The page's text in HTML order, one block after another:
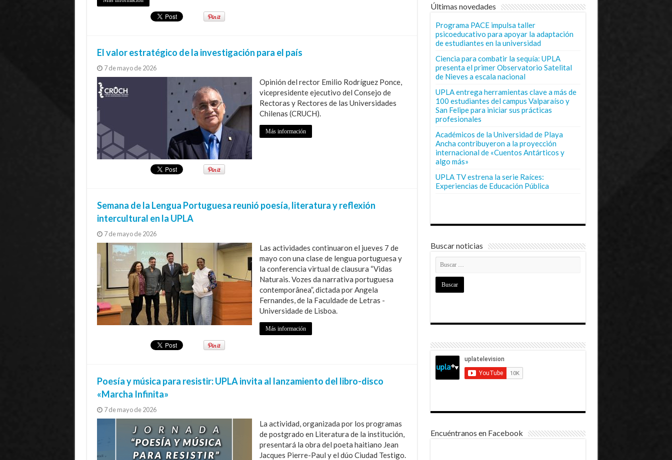
El valor estratégico de la investigación para el país
7 de mayo de 2026
Opinión del rector Emilio Rodríguez Ponce,
vicepresidente ejecutivo del Consejo de
Rectoras y Rectores de las Universidades
Chilenas (CRUCH).
Más información
Semana de la Lengua Portuguesa reunió poesía, literatura y reflexión
intercultural en la UPLA
7 de mayo de 2026
Las actividades continuaron el jueves 7 de
mayo con una clase de lengua portuguesa y
la conferencia virtual de clausura “Vidas
Naturais. Vozes da narrativa portuguesa
contemporânea”, dictada por Angela
Fernandes, de la Faculdade de Letras -
Universidade de Lisboa.
Más información
Poesía y música para resistir: UPLA invita al lanzamiento del libro-disco
«Marcha Infinita»
7 de mayo de 2026
La actividad, organizada por los programas
de postgrado en Literatura de la institución,
presentará la obra del poeta haitiano Jean
Jacques Pierre-Paul y el dúo Ciudad Testigo.
Últimas novedades
Programa PACE impulsa taller
psicoeducativo para apoyar la adaptación
de estudiantes en la universidad
Ciencia para combatir la sequía: UPLA
presenta el primer Observatorio Satelital
de Nieves a escala nacional
UPLA entrega herramientas clave a más de
100 estudiantes del campus Valparaíso y
San Felipe para iniciar sus prácticas
profesionales
Académicos de la Universidad de Playa
Ancha contribuyeron a la proyección
internacional de «Cuentos Antárticos y
algo más»
UPLA TV estrena la serie Raíces:
Experiencias de Educación Pública
Buscar noticias
Encuéntranos en Facebook